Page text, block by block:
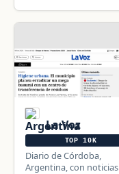
La Voz
TOP 10K
Diario de Córdoba,
Argentina, con noticias